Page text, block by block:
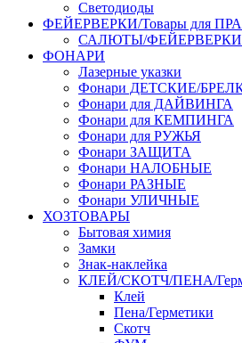
Светодиоды
ФЕЙЕРВЕРКИ/Товары для
САЛЮТЫ/ФЕЙЕРВЕРКИ
ФОНАРИ
Лазерные указки
Фонари ДЕТСКИЕ/
Фонари для ДАЙВИНГА
Фонари для КЕМПИНГА
Фонари для РУЖЬЯ
Фонари ЗАЩИТА
Фонари НАЛОБНЫЕ
Фонари РАЗНЫЕ
Фонари УЛИЧНЫЕ
ХОЗТОВАРЫ
Бытовая химия
Замки
Знак-наклейка
КЛЕЙ/СКОТЧ/ПЕНА/
Клей
Пена/Герметики
Скотч